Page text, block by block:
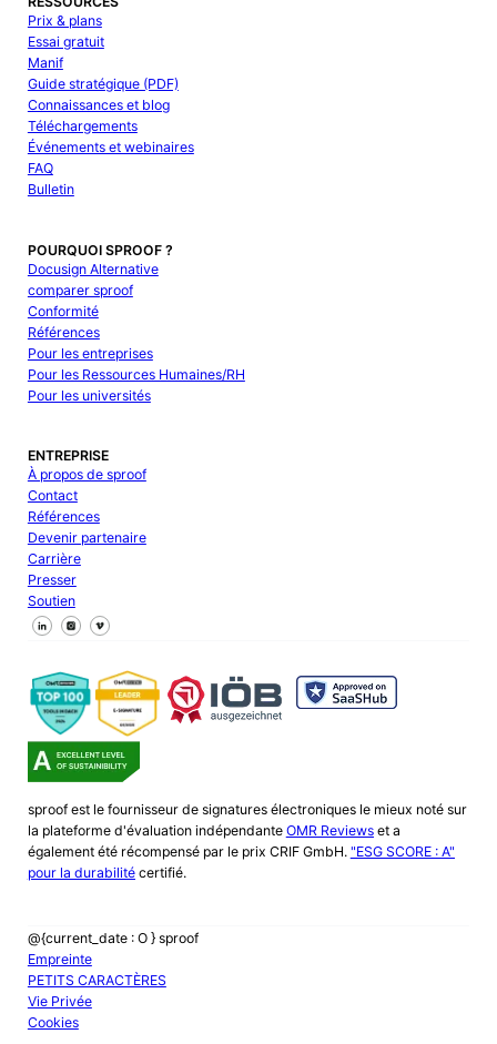
Prix & plans
Essai gratuit
Manif
Guide stratégique (PDF)
Connaissances et blog
Téléchargements
Événements et webinaires
FAQ
Bulletin
POURQUOI SPROOF ?
Docusign Alternative
comparer sproof
Conformité
Références
Pour les entreprises
Pour les Ressources Humaines/RH
Pour les universités
ENTREPRISE
À propos de sproof
Contact
Références
Devenir partenaire
Carrière
Presser
Soutien
Suivez-nous sur Facebook
Suivez-nous sur X
Suivez-nous sur LinkedIn
sproof est le fournisseur de signatures électroniques le mieux noté sur
la plateforme d'évaluation indépendante OMR Reviewset a
également été récompensé par le prix CRIF GmbH. "ESG SCORE : A"
pour la durabilitécertifié.
@{current_date : O } sproof
Empreinte
PETITS CARACTÈRES
Vie Privée
Cookies